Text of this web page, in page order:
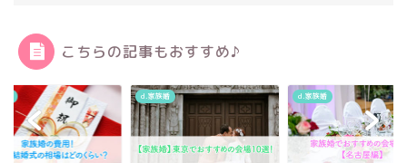
こちらの記事もおすすめ♪
d.家族婚 d.家族婚